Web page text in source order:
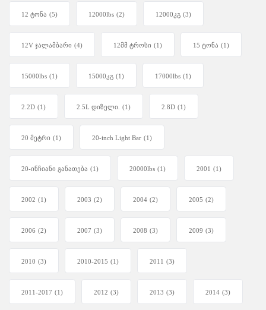
12 ტონა (5) 12000lbs (2) 12000კგ (3)
12V ჯალამბარი (4) 12მმ ტროსი (1) 15 ტონა (1)
15000lbs (1) 15000კგ (1) 17000lbs (1)
2.2D (1) 2.5L დიზელი. (1) 2.8D (1)
20 მეტრი (1) 20-inch Light Bar (1)
20-ინჩიანი განათება (1) 20000lbs (1) 2001 (1)
2002 (1) 2003 (2) 2004 (2) 2005 (2)
2006 (2) 2007 (3) 2008 (3) 2009 (3)
2010 (3) 2010-2015 (1) 2011 (3)
2011-2017 (1) 2012 (3) 2013 (3) 2014 (3)